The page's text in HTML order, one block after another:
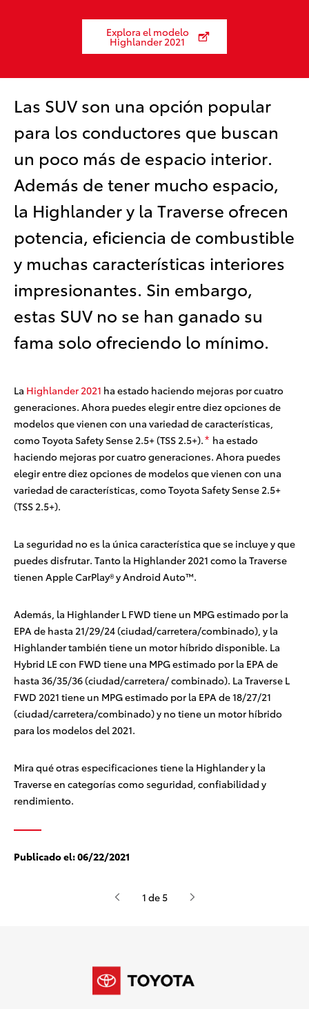
Las SUV son una opción popular
para los conductores que buscan
un poco más de espacio interior.
Además de tener mucho espacio,
la Highlander y la Traverse ofrecen
potencia, eficiencia de combustible
y muchas características interiores
impresionantes. Sin embargo,
estas SUV no se han ganado su
fama solo ofreciendo lo mínimo.
La Highlander 2021 ha estado haciendo mejoras por cuatro
generaciones. Ahora puedes elegir entre diez opciones de
modelos que vienen con una variedad de características,
como Toyota Safety Sense 2.5+ (TSS 2.5+).* ha estado
haciendo mejoras por cuatro generaciones. Ahora puedes
elegir entre diez opciones de modelos que vienen con una
variedad de características, como Toyota Safety Sense 2.5+
(TSS 2.5+).
La seguridad no es la única característica que se incluye y que
puedes disfrutar. Tanto la Highlander 2021 como la Traverse
tienen Apple CarPlay®y Android Auto™.
Además, la Highlander L FWD tiene un MPG estimado por la
EPA de hasta 21/29/24 (ciudad/carretera/combinado), y la
Highlander también tiene un motor híbrido disponible. La
Hybrid LE con FWD tiene una MPG estimado por la EPA de
hasta 36/35/36 (ciudad/carretera/ combinado). La Traverse L
FWD 2021 tiene un MPG estimado por la EPA de 18/27/21
(ciudad/carretera/combinado) y no tiene un motor híbrido
para los modelos del 2021.
Mira qué otras especificaciones tiene la Highlander y la
Traverse en categorías como seguridad, confiabilidad y
rendimiento.
Publicado el:06/22/2021
Explora el modelo
Highlander 2021
1 de 5